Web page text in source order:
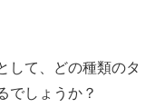
して、どの種類のタ
でしょうか？